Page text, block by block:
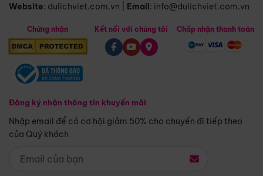
Website: dulichviet.com.vn Email: info@dulichviet.com.vn
Chứng nhận
Đăng ký nhận thông tin khuyến mãi
Nhập email để có cơ hội giảm 50% cho chuyến đi tiếp theo
của Quý khách
Kết nối với chúng tôi Chấp nhận thanh toán